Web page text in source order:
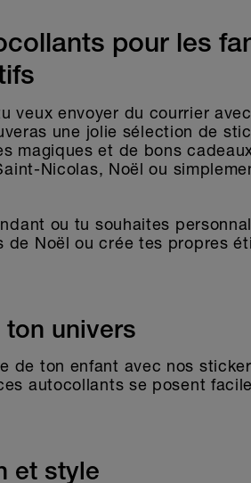
pour les
veux envoyer du courrier
une jolie sélection de
magiques et de bons
Nicolas, Noël ou
ou tu souhaites
Noël ou crée tes propres
ton univers
de ton enfant avec nos
autocollants se posent
et style